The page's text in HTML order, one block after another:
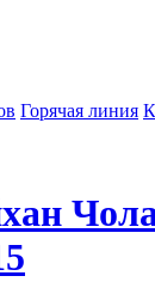
Горячая линия